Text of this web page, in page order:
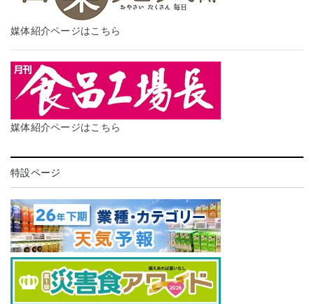
媒体紹介ページはこちら
媒体紹介ページはこちら
特設ページ